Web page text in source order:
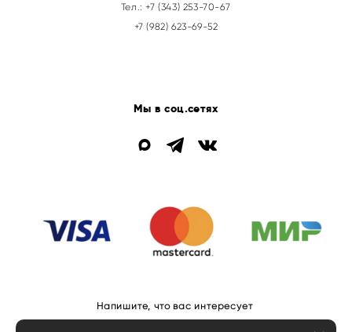
Тел.:+7 (343) 253-70-67
+7 (982) 623-69-52
Мы в соц.сетях
Напишите, что вас интересует